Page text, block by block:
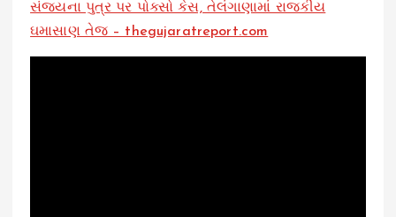
સંજયના પુત્ર પર પોક્સો કેસ, તેલંગાણામાં રાજકીય
ઘમાસાણ તેજ – thegujaratreport.com